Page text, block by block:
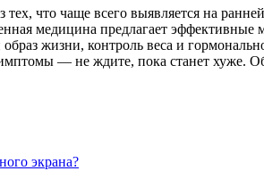
что чаще всего выявляется на
медицина предлагает эффективные
жизни, контроль веса и
— не ждите, пока станет хуже.
экрана?